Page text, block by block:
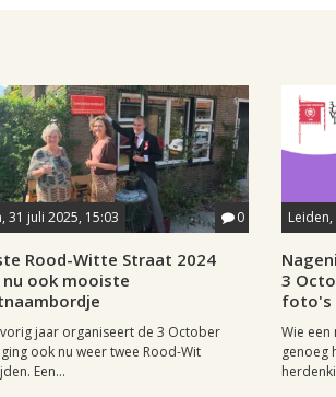
31 juli 2025, 15:03 0
Rood-Witte Straat 2024
ook mooiste
jaar organiseert de 3 October
ook nu weer twee Rood-Wit
Een...
3
foto's
Wie een
genoeg